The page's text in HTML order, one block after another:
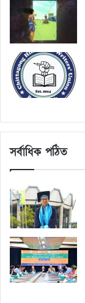
সর্বাধিক পঠিত